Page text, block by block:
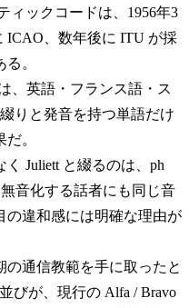
ィックコードは、1956年3
ICAO、数年後に ITU が採
。
、英語・フランス語・ス
りと発音を持つ単語だけ
。
Juliett と綴るのは、ph
音化する話者にも同じ音
の違和感には明確な理由が
通信教範を手に取ったと
びが、現行の Alfa / Bravo